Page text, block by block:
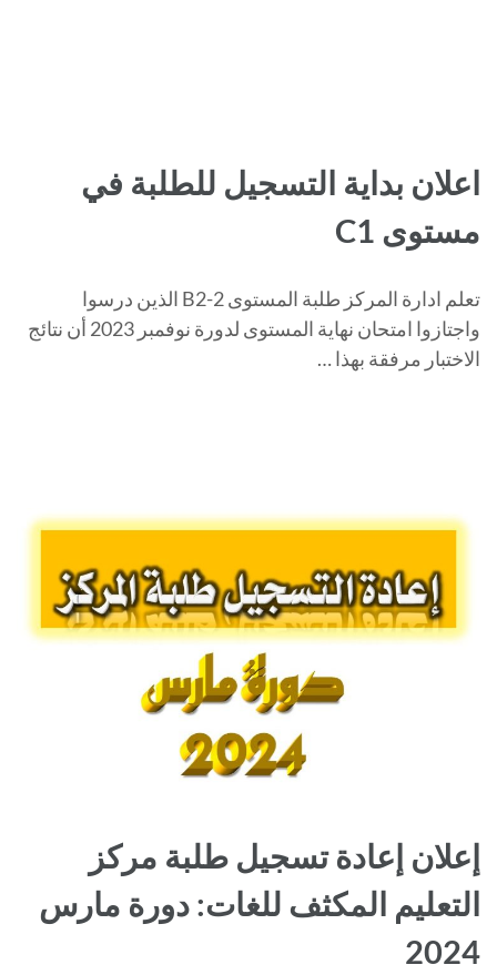
اعلان بداية التسجيل للطلبة في
مستوى C1
تعلم ادارة المركز طلبة المستوى B2-2 الذين درسوا
واجتازوا امتحان نهاية المستوى لدورة نوفمبر 2023 أن نتائج
الاختبار مرفقة بهذا …
إعلان إعادة تسجيل طلبة مركز
التعليم المكثف للغات: دورة مارس
2024